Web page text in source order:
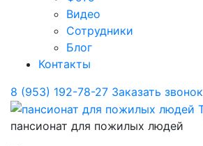
Видео
Сотрудники
Блог
Контакты
8 (953) 192-78-27 Заказать звонок
пансионат для пожилых людей